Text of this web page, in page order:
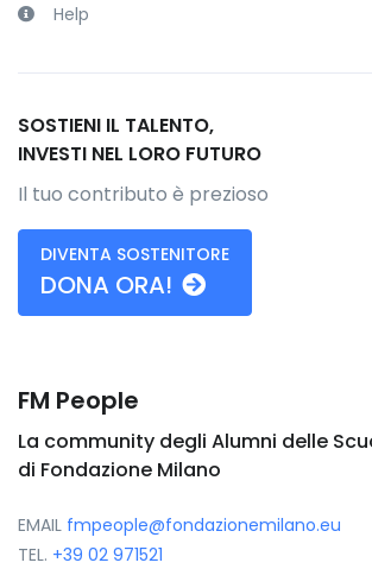
Help
SOSTIENI IL TALENTO,
INVESTI NEL LORO FUTURO
Il tuo contributo è prezioso
DIVENTA SOSTENITORE
DONA ORA!
FM People
La community degli Alumni delle
di Fondazione Milano
EMAIL fmpeople@fondazionemilano.eu
TEL. +39 02 971521